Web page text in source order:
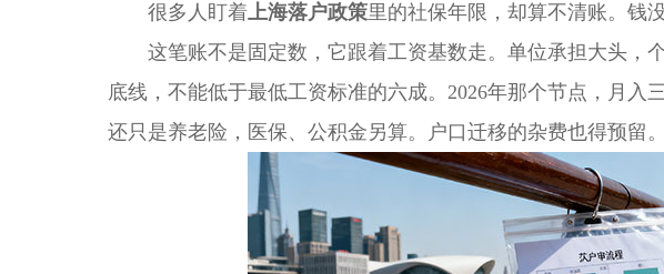
很多人盯着上海落户政策里的社保年限，却算不清账。钱
这笔账不是固定数，它跟着工资基数走。单位承担大头，
底线，不能低于最低工资标准的六成。2026年那个节点，月入
还只是养老险，医保、公积金另算。户口迁移的杂费也得预留。